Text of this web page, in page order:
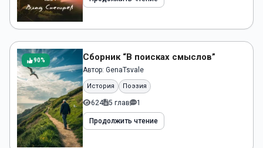
90% Сборник “В поисках смыслов”
Автор: GenaTsvale
История Поэзия
624 5 глав 1
Продолжить чтение